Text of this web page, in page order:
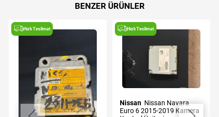
BENZER ÜRÜNLER
Hızlı Teslimat Hızlı Teslimat
Nissan
Euro 6 2015-2019 Kamera